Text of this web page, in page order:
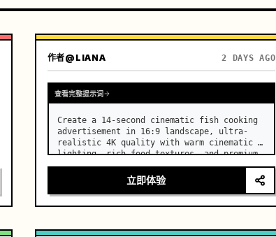
作者@LIANA 2 DAYS AGO
查看完整提示词
Create a 14-second cinematic fish cooking
advertisement in 16:9 landscape, ultra-
realistic 4K quality with warm cinematic
lighting, rich food textures, and premium
commercial aesthetics. …
立即体验